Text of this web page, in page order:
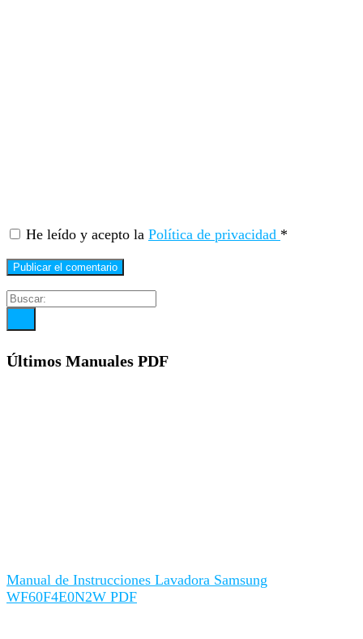
He leído y acepto la Política de privacidad *
Últimos Manuales PDF
Manual de Instrucciones Lavadora Samsung
WF60F4E0N2W PDF